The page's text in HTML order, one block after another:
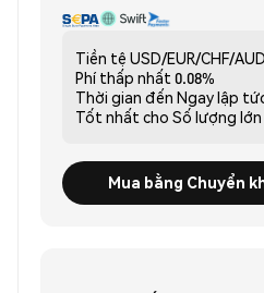
Tiền tệ USD/EUR/CHF/
Phí thấp nhất 0.08%
Thời gian đến Ngay lập
Tốt nhất cho Số lượng lớn
Mua bằng Chuyển